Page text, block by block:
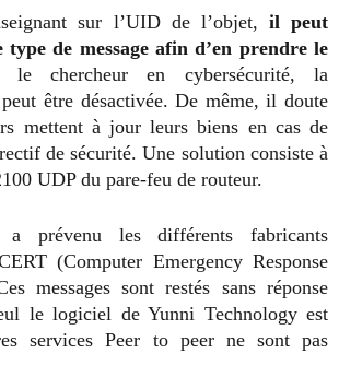
sur l’UID de l’objet, il peut
type de message afin d’en prendre le
le chercheur en cybersécurité, la
être désactivée. De même, il doute
mettent à jour leurs biens en cas de
de sécurité. Une solution consiste à
UDP du pare-feu de routeur.
a prévenu les différents fabricants
(Computer Emergency Response
messages sont restés sans réponse
le logiciel de Yunni Technology est
services Peer to peer ne sont pas